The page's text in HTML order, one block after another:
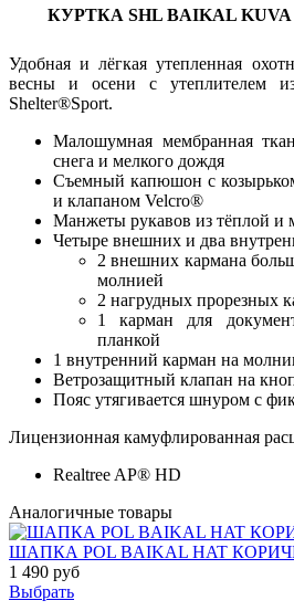
КУРТКА SHL BAIKAL KUVA
Удобная и лёгкая утепленная
весны и осени с утеплителем из
Shelter®Sport.
Малошумная мембранная
снега и мелкого дождя
Съемный капюшон с
и клапаном Velcro®
Манжеты рукавов из тёплой и
Четыре внешних и два
2 внешних кармана
молнией
2 нагрудных прорезных
1 карман для
планкой
1 внутренний карман на
Ветрозащитный клапан на
Пояс утягивается шнуром с
Лицензионная камуфлированная
Realtree AP® HD
Аналогичные товары
ШАПКА POL BAIKAL HAT
1 490 руб
Выбрать